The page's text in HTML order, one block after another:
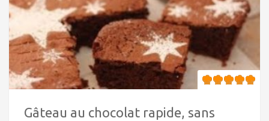
Gâteau au chocolat rapide, sans